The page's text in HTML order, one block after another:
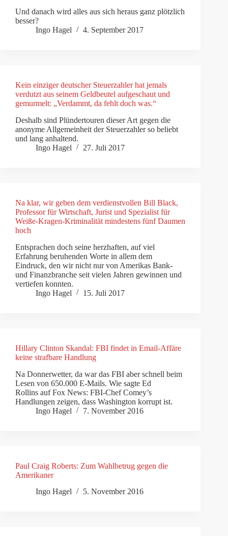
Und danach wird alles aus sich heraus ganz plötzlich
besser?
Ingo Hagel
4. September 2017
Kein einziger deutscher Steuerzahler hat jemals
verdutzt aus seinem Geldbeutel aufgeschaut und
gemurmelt: „Verdammt, da fehlt doch was.“
Deshalb sind Plündertouren dieser Art gegen die
anonyme Allgemeinheit der Steuerzahler so beliebt
und lang anhaltend.
Ingo Hagel
27. Juli 2017
Na klar, wir geben dem verdienstvollen Bill Black,
Professor für Wirtschaft, Jurist und Spezialist für
Weiße-Kragen-Kriminalität mindestens fünf Daumen
hoch
Entsprachen doch seine herzhaften, auf viel
Erfahrung beruhenden Worte in allem dem
Eindruck, den wir nicht nur von Amerikas Bank-
und Finanzbranche seit vielen Jahren gewinnen und
vertiefen konnten.
Ingo Hagel
15. Juli 2017
Hillary Clinton Skandal: FBI findet in Email-Affäre
keine strafbare Handlung
Na Donnerwetter, da war das FBI aber schnell beim
Lesen von 650.000 E-Mails. Wie sagte Ed
Rollins auf Fox News: FBI-Chef Comey’s
Handlungen zeigen, dass Washington korrupt ist.
Ingo Hagel
7. November 2016
Paul Craig Roberts: Zum Wahlbetrug gegen die
Amerikaner
Ingo Hagel
5. November 2016